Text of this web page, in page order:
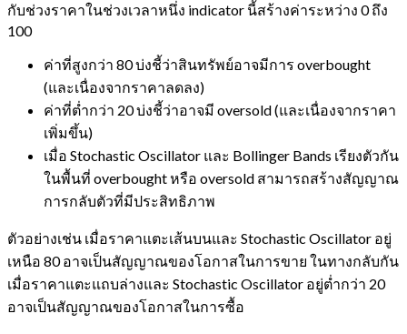
กับช่วงราคาในช่วงเวลาหนึ่ง indicator นี้สร้างค่าระหว่าง 0 ถึง
100
ค่าที่สูงกว่า 80 บ่งชี้ว่าสินทรัพย์อาจมีการ overbought
(และเนื่องจากราคาลดลง)
ค่าที่ต่ำกว่า 20 บ่งชี้ว่าอาจมี oversold (และเนื่องจากราคา
เพิ่มขึ้น)
เมื่อ Stochastic Oscillator และ Bollinger Bands เรียงตัวกัน
ในพื้นที่ overbought หรือ oversold สามารถสร้างสัญญาณ
การกลับตัวที่มีประสิทธิภาพ
ตัวอย่างเช่น เมื่อราคาแตะเส้นบนและ Stochastic Oscillator อยู่
เหนือ 80 อาจเป็นสัญญาณของโอกาสในการขาย ในทางกลับกัน
เมื่อราคาแตะแถบล่างและ Stochastic Oscillator อยู่ต่ำกว่า 20
อาจเป็นสัญญาณของโอกาสในการซื้อ